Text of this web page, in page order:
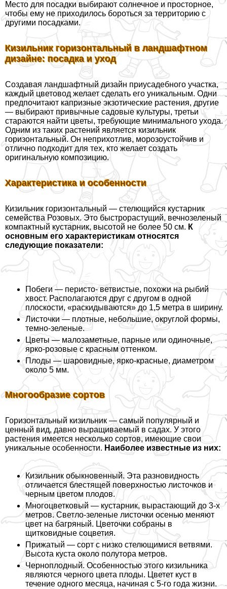
Место для посадки выбирают солнечное и просторное,
чтобы ему не приходилось бороться за территорию с
другими посадками.
Кизильник горизонтальный в ландшафтном
дизайне: посадка и уход
Создавая ландшафтный дизайн приусадебного участка,
каждый цветовод желает сделать его уникальным. Одни
предпочитают капризные экзотические растения, другие
— выбирают привычные садовые культуры, третьи
стараются найти цветы, требующие минимального ухода.
Одним из таких растений является кизильник
горизонтальный. Он неприхотлив, морозоустойчив и
отлично подходит для тех, кто желает создать
оригинальную композицию.
Хаpaктеристика и особенности
Кизильник горизонтальный — стелющийся кустарник
семейства Розовых. Это быстрорастущий, вечнозеленый
компактный кустарник, высотой не более 50 см. К
основным его хаpaктеристикам относятся
следующие показатели:
Побеги — перисто- ветвистые, похожи на рыбий
хвост. Располагаются друг с другом в одной
плоскости, «раскидываются» до 1,5 метра в ширину.
Листочки — плотные, небольшие, округлой формы,
темно-зеленые.
Цветы — малозаметные, парные или одиночные,
ярко-розовые с красным оттенком.
Плоды — шаровидные, ярко-красные, диаметром
около 5 мм.
Многообразие сортов
Горизонтальный кизильник — самый популярный и
ценный вид, давно выращиваемый в садах. У этого
растения имеется несколько сортов, имеющие свои
уникальные особенности. Наиболее известные из них:
Кизильник обыкновенный. Эта разновидность
отличается блестящей поверхностью листочков и
черным цветом плодов.
Многоцветковый — кустарник, вырастающий до 3-х
метров. Светло-зеленые листочки осенью меняют
цвет на багряный. Цветочки собраны в
щитковидные соцветия.
Прижатый — сорт с низко стелющимися ветвями.
Высота куста около полутора метров.
Черноплодный. Особенностью этого кизильника
являются черного цвета плоды. Цветет куст в
течение одного месяца, начиная с 5-го года жизни.